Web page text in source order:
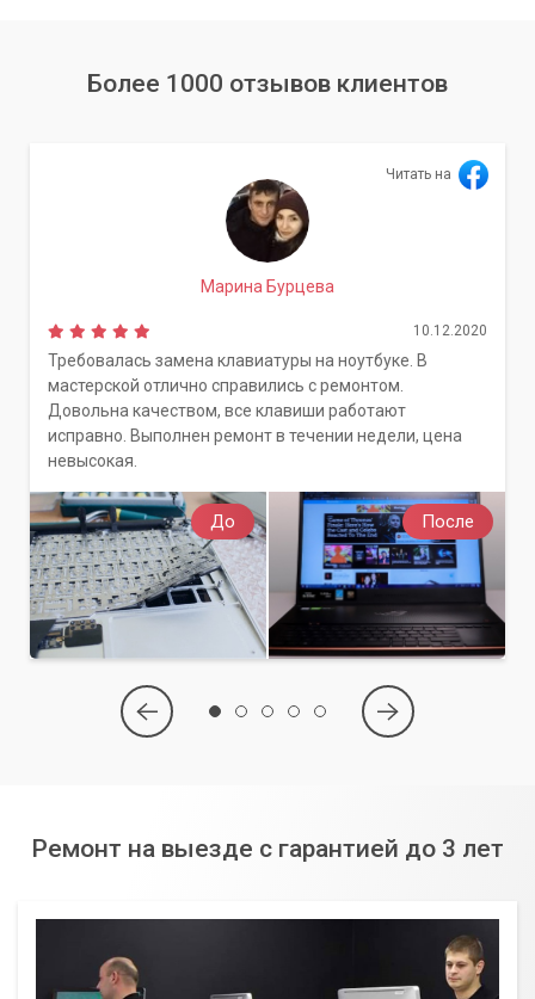
Более 1000 отзывов клиентов
До После
Читать на
Марина Бурцева
10.12.2020
Требовалась замена клавиатуры на ноутбуке. В
мастерской отлично справились с ремонтом.
Довольна качеством, все клавиши работают
исправно. Выполнен ремонт в течении недели, цена
невысокая.
Ремонт на выезде с гарантией до 3 лет